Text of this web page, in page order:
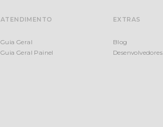
ATENDIMENTO
Guia Geral
Guia Geral Painel
EXTRAS
Blog
Desenvolvedores